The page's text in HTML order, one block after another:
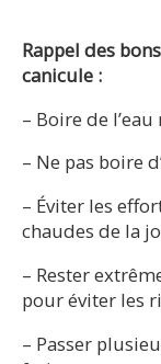
Rappel des
canicule :
– Boire de
– Ne pas boire
– Éviter les
chaudes de la
– Rester
pour éviter les
– Passer